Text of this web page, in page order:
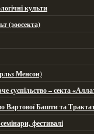
культи
(зоосекта)
Менсон)
суспільство – секта
Вартової Башти та
фестивалі